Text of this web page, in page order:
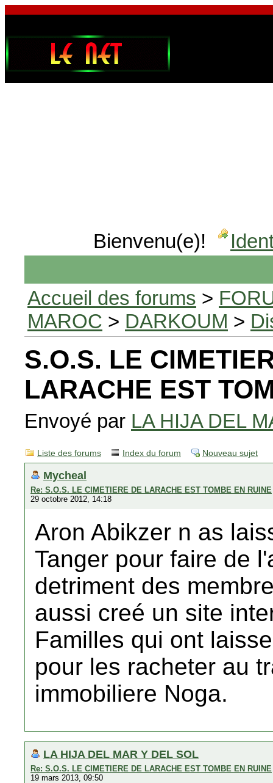
Bienvenu(e)!
Accueil des forums >
MAROC > DARKOUM >
S.O.S. LE
LARACHE EST
Envoyé par LA HIJA DEL
Liste des forums Index du forum Nouveau sujet
Mycheal
Re: S.O.S. LE CIMETIERE DE LARACHE EST TOMBE EN RUINE
29 octobre 2012, 14:18
Aron Abikzer n as
Tanger pour faire de
detriment des
aussi creé un site
Familles qui ont
pour les racheter au
immobiliere Noga.
LA HIJA DEL MAR Y DEL SOL
Re: S.O.S. LE CIMETIERE DE LARACHE EST TOMBE EN RUINE
19 mars 2013, 09:50